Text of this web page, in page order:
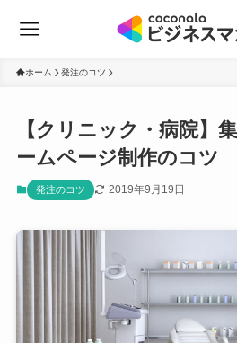
ホーム 発注のコツ
【クリニック・病院】
ームページ制作のコツ
発注のコツ 2019年9月19日